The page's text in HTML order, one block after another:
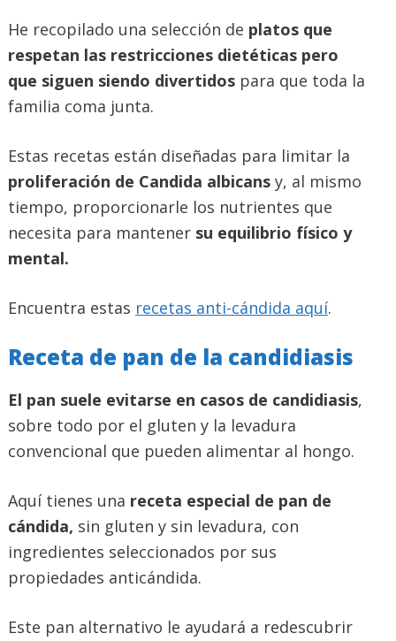
He recopilado una selección de platos que
respetan las restricciones dietéticas pero
que siguen siendo divertidos para que toda la
familia coma junta.
Estas recetas están diseñadas para limitar la
proliferación de Candida albicans y, al mismo
tiempo, proporcionarle los nutrientes que
necesita para mantener su equilibrio físico y
mental.
Encuentra estas recetas anti-cándida aquí.
Receta de pan de la candidiasis
El pan suele evitarse en casos de candidiasis,
sobre todo por el gluten y la levadura
convencional que pueden alimentar al hongo.
Aquí tienes una receta especial de pan de
cándida, sin gluten y sin levadura, con
ingredientes seleccionados por sus
propiedades anticándida.
Este pan alternativo le ayudará a redescubrir